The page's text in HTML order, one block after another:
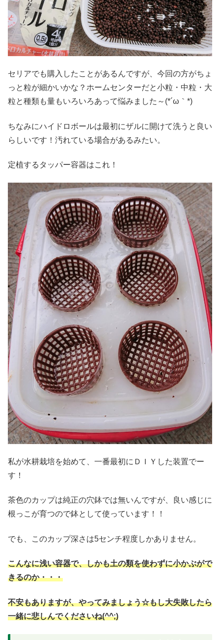
セリアでも購入したことがあるんですが、今回の方がちょ
っと粒が細かいかな？ホームセンターだと小粒・中粒・大
粒と種類も量もいろいろあって悩みました～(*´ω｀*)
ちなみにハイドロボールは最初にザルに開けて洗うと良い
らしいです！汚れている場合があるみたい。
定植するタッパー容器はこれ！
私が水耕栽培を始めて、一番最初にＤＩＹした装置でー
す！
茶色のカップは純正の穴鉢では無いんですが、良い感じに
根っこが育つので鉢として使っています！！
でも、このカップ深さは5センチ程度しかありません。
こんなに浅い容器で、しかも土の類を使わずに小かぶがで
きるのか・・・
不安もありますが、やってみましょう☆もし大失敗したら
一緒に悲しんでくださいね(^^;)